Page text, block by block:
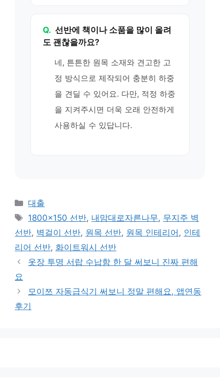
Q. 선반에 책이나 소품을 많이 올려
도 괜찮을까요?
네, 튼튼한 원목 소재와 견고한 고
정 방식으로 제작되어 충분히 하중
을 견딜 수 있어요. 다만, 적정 하중
을 지켜주시면 더욱 오래 안전하게
사용하실 수 있답니다.
카
테
리
대출
태
그
1800x150 선반, 내맘대로자른나무, 무지주 벽
선반, 벽걸이 선반, 원목 선반, 원목 인테리어 , 인테
리어 선반, 화이트워시 선반
옷장 투명 서랍 수납함 한 달 써보니 진짜 편해
요
모이쯔 자동급식기 써보니 정말 편해요, 앱연동
후기